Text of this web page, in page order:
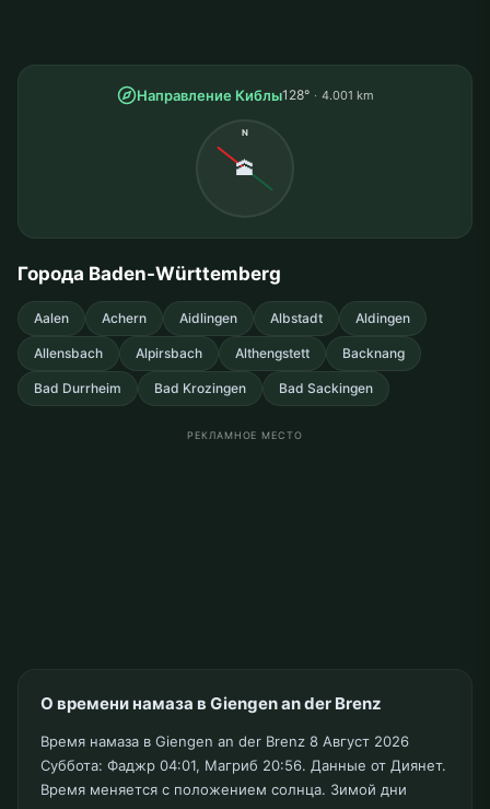
Направление Киблы128° 4.001 km
N
🕋
Города Baden-Württemberg
Aalen Achern Aidlingen Albstadt Aldingen
Allensbach Alpirsbach Althengstett Backnang
Bad Durrheim Bad Krozingen Bad Sackingen
РЕКЛАМНОЕ МЕСТО
О времени намаза в Giengen an der Brenz
Время намаза в Giengen an der Brenz 8 Август 2026
Суббота: Фаджр 04:01, Магриб 20:56. Данные от Диянет.
Время меняется с положением солнца. Зимой дни